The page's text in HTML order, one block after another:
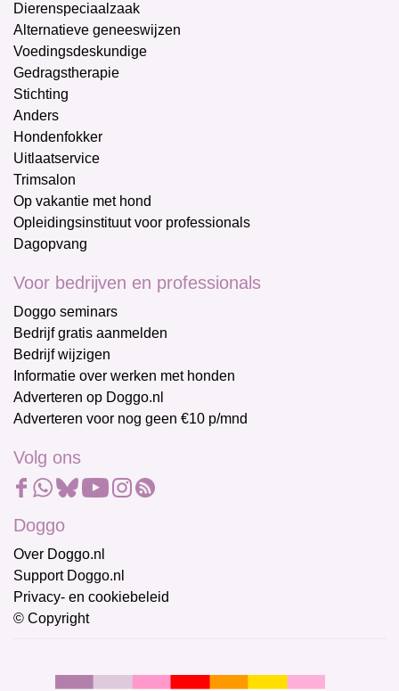
Dierenspeciaalzaak
Alternatieve geneeswijzen
Voedingsdeskundige
Gedragstherapie
Stichting
Anders
Hondenfokker
Uitlaatservice
Trimsalon
Op vakantie met hond
Opleidingsinstituut voor professionals
Dagopvang
Voor bedrijven en professionals
Doggo seminars
Bedrijf gratis aanmelden
Bedrijf wijzigen
Informatie over werken met honden
Adverteren op Doggo.nl
Adverteren voor nog geen €10 p/mnd
Volg ons
Doggo
Over Doggo.nl
Support Doggo.nl
Privacy- en cookiebeleid
© Copyright